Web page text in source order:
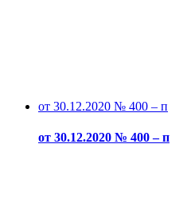
от 30.12.2020 № 400 – п
от 30.12.2020 № 400 – п